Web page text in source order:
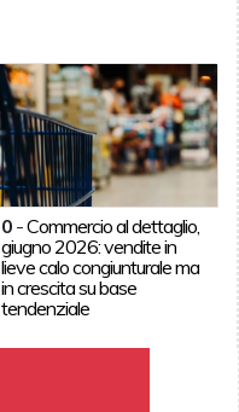
0 -Commercio al dettaglio,
giugno 2026: vendite in
lieve calo congiunturale ma
in crescita su base
tendenziale